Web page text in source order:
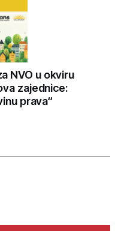
NVO u okviru
zajednice:
prava“